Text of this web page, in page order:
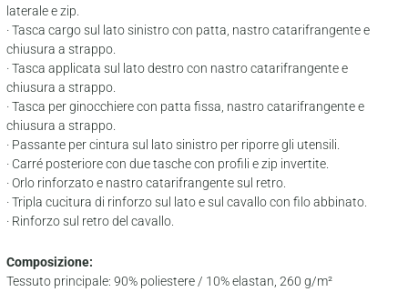
laterale e zip.
· Tasca cargo sul lato sinistro con patta, nastro catarifrangente e
chiusura a strappo.
· Tasca applicata sul lato destro con nastro catarifrangente e
chiusura a strappo.
· Tasca per ginocchiere con patta fissa, nastro catarifrangente e
chiusura a strappo.
· Passante per cintura sul lato sinistro per riporre gli utensili.
· Carré posteriore con due tasche con profili e zip invertite.
· Orlo rinforzato e nastro catarifrangente sul retro.
· Tripla cucitura di rinforzo sul lato e sul cavallo con filo abbinato.
· Rinforzo sul retro del cavallo.
Composizione:
Tessuto principale: 90% poliestere / 10% elastan, 260 g/m²